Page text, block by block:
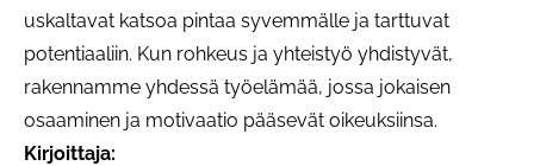
uskaltavat katsoa pintaa syvemmälle ja tarttuvat
potentiaaliin. Kun rohkeus ja yhteistyö yhdistyvät,
rakennamme yhdessä työelämää, jossa jokaisen
osaaminen ja motivaatio pääsevät oikeuksiinsa.
Kirjoittaja: